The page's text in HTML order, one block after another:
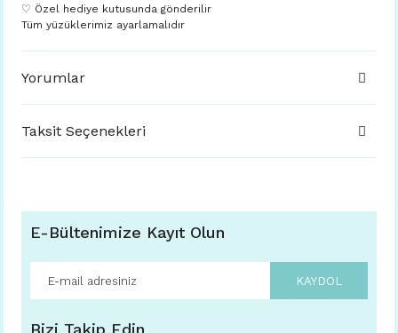
♡ Özel hediye kutusunda gönderilir
Tüm yüzüklerimiz ayarlamalıdır
Yorumlar
Taksit Seçenekleri
E-Bültenimize Kayıt Olun
KAYDOL
Bizi Takip Edin